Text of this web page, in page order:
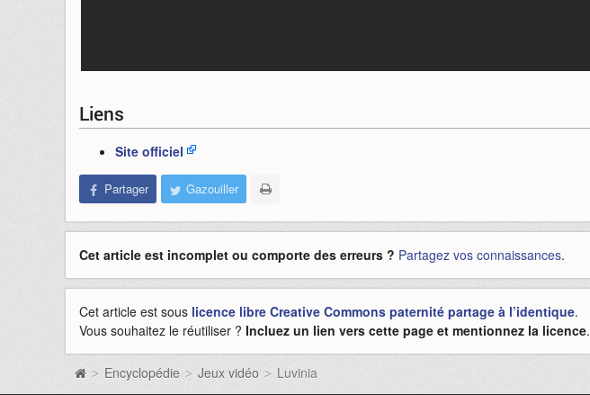
Liens
Site officiel
Partager Gazouiller
Cet article est incomplet ou comporte des erreurs ? Partagez vos connaissances.
Cet article est sous licence libre Creative Commons paternité partage à l’identique.
Vous souhaitez le réutiliser ? Incluez un lien vers cette page et mentionnez la licence.
> Encyclopédie > Jeux vidéo > Luvinia